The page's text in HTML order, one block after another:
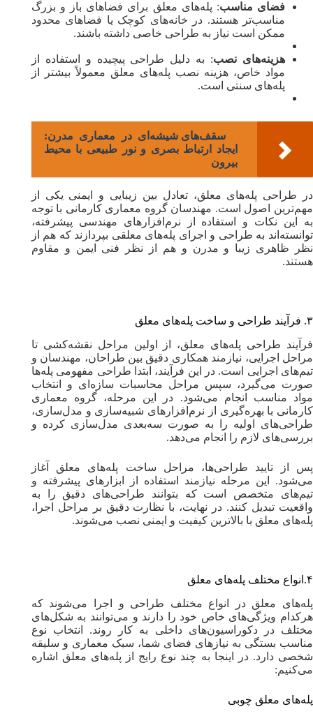
فضای مناسب: پله‌های معلق برای فضاهای باز و بزرگ
مناسب‌تر هستند. در خانه‌های کوچک یا فضاهای محدود
ممکن است نیاز به طراحی خاصی داشته باشند.
هزینه‌های نصب: به دلیل طراحی پیچیده و استفاده از
مواد خاص، هزینه نصب پله‌های معلق معمولاً بیشتر از
پله‌های سنتی است.
سقف‌های شیشه‌ای در معماری مدرن:
ایجاد ارتباط بصری و نور طبیعی با محیط
بیرون
در طراحی پله‌های معلق، تعادل بین زیبایی و ایمنی یکی از
مهم‌ترین اصول است. مهندسان گروه معماری کارمانی با توجه
به این نکات و استفاده از نرم‌افزارهای مهندسی پیشرفته،
توانسته‌اند به طراحی و اجرای پله‌های معلقی بپردازند که هم از
نظر ظاهری زیبا و مدرن و هم از نظر فنی ایمن و مقاوم
هستند.
۳. فرآیند طراحی و ساخت پله‌های معلق
فرآیند طراحی پله‌های معلق، از اولین مراحل نقشه‌کشی تا
مراحل اجرایی، نیازمند همکاری دقیق بین طراحان، مهندسان و
تیم‌های اجرایی است. در این فرآیند، ابتدا طراحی مفهومی پله‌ها
صورت می‌گیرد، سپس مراحل محاسبات سازه‌ای و انتخاب
مواد مناسب انجام می‌شود. در این مرحله، گروه معماری
کارمانی با بهره‌گیری از نرم‌افزارهای شبیه‌سازی و مدل‌سازی،
طراحی‌های اولیه را به صورت سه‌بعدی مدل‌سازی کرده و
بررسی‌های لازم را انجام می‌دهد.
پس از تایید طراحی‌ها، مراحل ساخت پله‌های معلق آغاز
می‌شود. این مرحله نیازمند استفاده از ابزارهای پیشرفته و
تیم‌های متخصص است که بتوانند طراحی‌های دقیق را به
واقعیت تبدیل کنند. در نهایت، با نظارت دقیق بر مراحل اجرا،
پله‌های معلق با بالاترین کیفیت و ایمنی نصب می‌شوند.
۴.انواع مختلف پله‌های معلق
پله‌های معلق در انواع مختلف طراحی و اجرا می‌شوند که
هرکدام ویژگی‌های خاص خود را دارند و می‌توانند به شکل‌های
مختلف در دکوراسیون‌های داخلی به کار روند. انتخاب نوع
مناسب بستگی به نیازهای فضای شما، سبک معماری و سلیقه
شخصی دارد. در اینجا به چند نوع رایج از پله‌های معلق اشاره
می‌کنیم:
پله‌های معلق چوبی